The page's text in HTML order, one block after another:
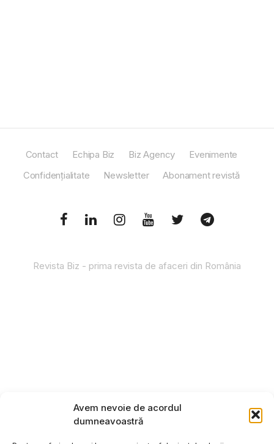
Avem nevoie de acordul
dumneavoastră
Contact Echipa Biz Biz Agency
Evenimente
Confidențialitate
Newsletter Abonament revistă
Revista Biz - prima revista de afaceri din România